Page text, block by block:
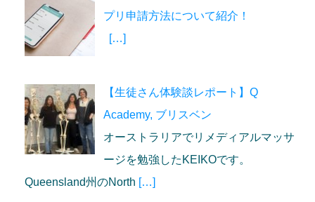
プリ申請方法について紹介！
[…]
【生徒さん体験談レポート】Q
Academy, ブリスベン
オーストラリアでリメディアルマッサ
ージを勉強したKEIKOです。
Queensland州のNorth […]